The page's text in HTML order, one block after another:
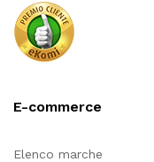
E-commerce
Elenco marche